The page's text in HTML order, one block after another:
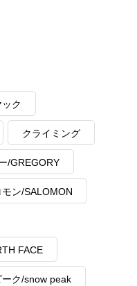
ク
クライミング
/GREGORY
ン/SALOMON
FACE
ーク/snow peak